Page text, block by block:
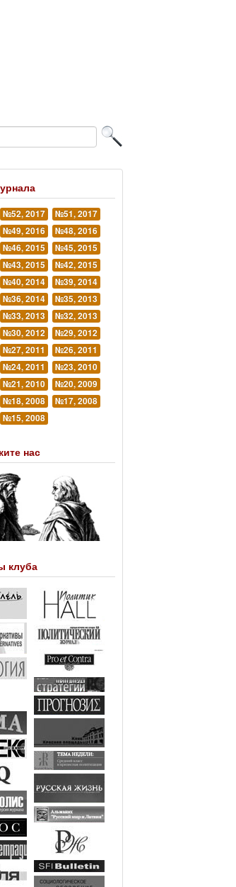
№52, 2017
№51, 2017
№49, 2016
№48, 2016
№46, 2015
№45, 2015
№43, 2015
№42, 2015
№40, 2014
№39, 2014
№36, 2014
№35, 2013
№33, 2013
№32, 2013
№30, 2012
№29, 2012
№27, 2011
№26, 2011
№24, 2011
№23, 2010
№21, 2010
№20, 2009
№18, 2008
№17, 2008
№15, 2008
нас
клуба